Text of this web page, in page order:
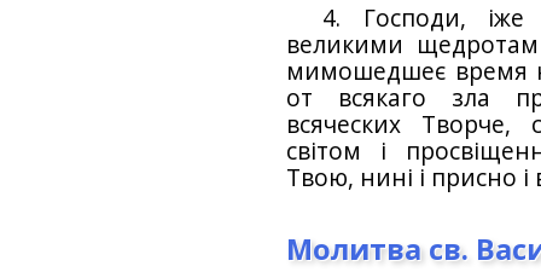
4. Господи,
великими
мимошедшеє время
от всякаго зла
всяческих
світом і
Твою, нині і присно і
Молитва св.